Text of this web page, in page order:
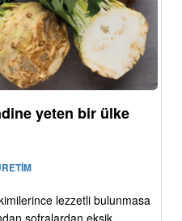
yeten bir ülke
lezzetli bulunmasa
sofralardan eksik